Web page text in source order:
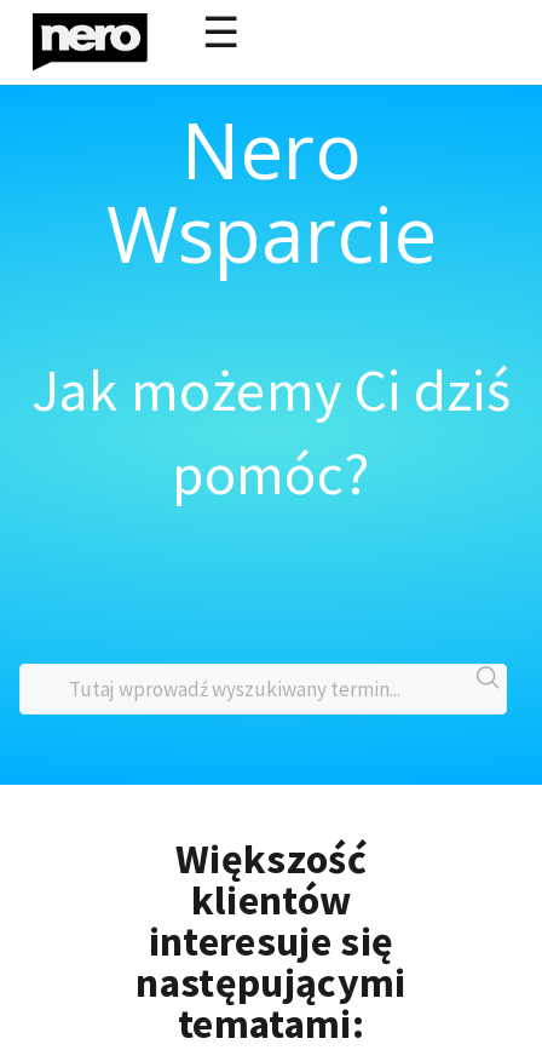
☰
Nero
Wsparcie
Jak możemy Ci dziś
pomóc?
Większość
klientów
interesuje się
następującymi
tematami: